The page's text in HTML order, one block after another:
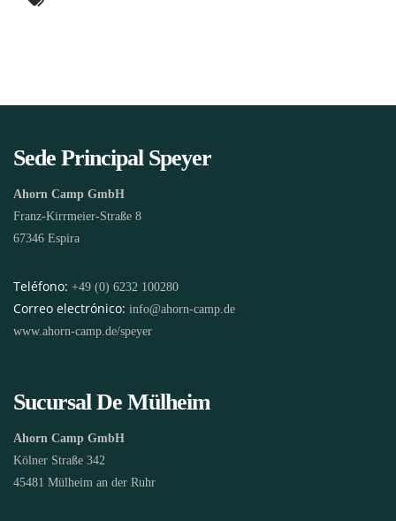
Sede Principal Speyer
Ahorn Camp GmbH
Franz-Kirrmeier-Straße 8
67346 Espira
Teléfono: +49 (0) 6232 100280
Correo electrónico: info@ahorn-camp.de
www.ahorn-camp.de/speyer
Sucursal De Mülheim
Ahorn Camp GmbH
Kölner Straße 342
45481 Mülheim an der Ruhr